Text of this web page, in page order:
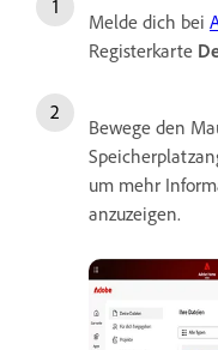
Melde dich bei
Registerkarte
Bewege den
um mehr
anzuzeigen.